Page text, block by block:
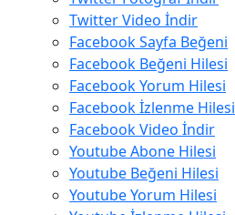
Twitter Video İndir
Facebook Sayfa Beğeni
Facebook Beğeni Hilesi
Facebook Yorum Hilesi
Facebook İzlenme Hilesi
Facebook Video İndir
Youtube Abone Hilesi
Youtube Beğeni Hilesi
Youtube Yorum Hilesi